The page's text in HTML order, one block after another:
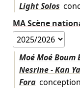
Light Solos
MA Scène
Moé Moé Boum
Nesrine - Kan
Foraconception